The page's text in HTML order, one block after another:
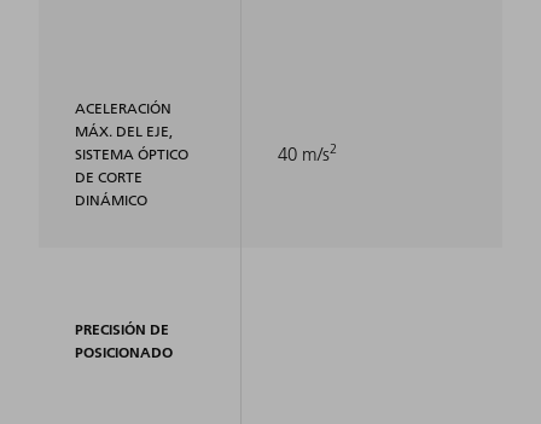
ACELERACIÓN
MÁX. DEL EJE,
SISTEMA ÓPTICO
DE CORTE
DINÁMICO
PRECISIÓN DE
POSICIONADO
40 m/s2